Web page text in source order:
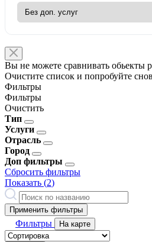
Вы не можете сравнивать обьекты
Очистите список и попробуйте
Фильтры
Фильтры
Очистить
Тип
Услуги
Отрасль
Город
Доп фильтры
Сбросить фильтры
Показать (2)
Применить фильтры
Фильтры На карте